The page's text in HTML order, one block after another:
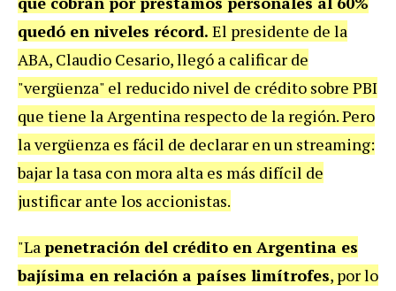
quedó en niveles récord. El presidente de la
ABA, Claudio Cesario, llegó a calificar de
"vergüenza" el reducido nivel de crédito sobre PBI
que tiene la Argentina respecto de la región. Pero
la vergüenza es fácil de declarar en un streaming:
bajar la tasa con mora alta es más difícil de
justificar ante los accionistas.
"La penetración del crédito en Argentina es
bajísima en relación a países limítrofes, por lo